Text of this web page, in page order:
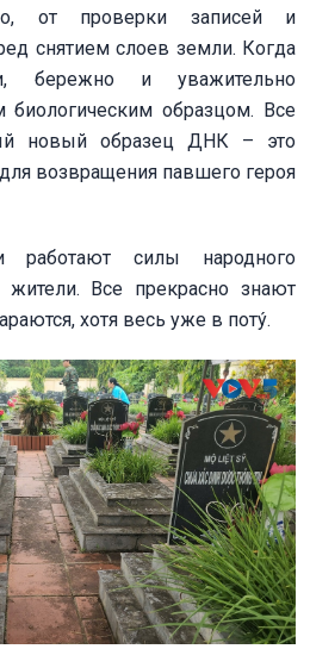
от проверки записей и
снятием слоев земли. Когда
бережно и уважительно
образцом. Все
новый образец ДНК – это
возвращения павшего героя
силы народного
Все прекрасно знают
хотя весь уже в поту́.